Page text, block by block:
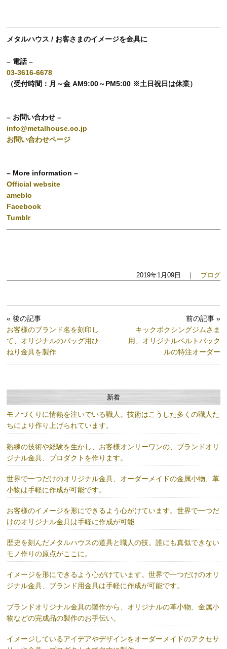
メタルハウス / お客さまのイメージを金具に
– 電話 –
03-3616-6678
（受付時間：月～金 AM9:00～PM5:00 ※土日祝日は休業）
– お問い合わせ –
info@metalhouse.co.jp
お問い合わせページ
– More information –
Official website
ameblo
Facebook
Tumblr
2019年1月09日 ｜ ブログ
« 後の記事
お客様のブランド名を刻印し
て、オリジナルのバッグ用ひ
ねり金具を製作
前の記事 »
キックボクシングジムさま
用、オリジナルベルトバック
ルの特注オーダー
新着
モノづくりに情熱を注いでいる職人。技術はこうした多くの職人た
ちにより作り上げられています。
熟練の技術や経験を生かし、お客様オンリーワンの、ブランドオリ
ジナル金具、プロダクトを作ります。
世界で一つだけのオリジナル金具、オーダーメイドの金属小物、革
小物は手軽に作成が可能です。
お客様のイメージを形にできるよう心がけています。世界で一つだ
けのオリジナル金具は手軽に作成が可能
歴史を刻んだメタルハウスの道具と職人の技。誰にも真似できない
モノ作りの原点がここに。
イメージを形にできるよう心がけています。世界で一つだけのオリ
ジナル金具、ブランド用金具は手軽に作成が可能です。
ブランドオリジナル金具の製作から、オリジナルの革小物、金属小
物などの完成品の製作のお手伝い。
イメージしているアイデアやデザインをオーダーメイドのアクセサ